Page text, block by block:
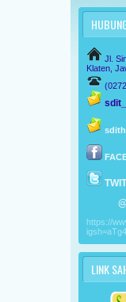
Jl.
Klaten,
https://
LINK